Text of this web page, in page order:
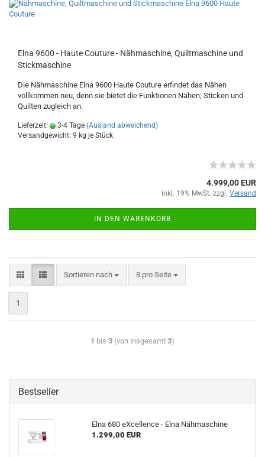
Elna 9600 - Haute Couture - Nähmaschine, Quiltmaschine und
Stickmaschine
Die Nähmaschine Elna 9600 Haute Couture erfindet das Nähen
vollkommen neu, denn sie bietet die Funktionen Nähen, Sticken und
Quilten zugleich an.
Lieferzeit: 3-4 Tage (Ausland abweichend)
Versandgewicht: 9 kg je Stück
4.999,00 EUR
inkl. 19% MwSt. zzgl. Versand
IN DEN WARENKORB
Sortieren nach 8 pro Seite
1
1 bis 3 (von insgesamt 3)
Bestseller
Elna 680 eXcellence - Elna Nähmaschine
1.299,00 EUR